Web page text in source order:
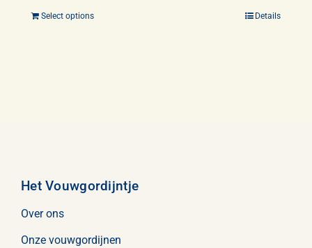
Select options Details
Het Vouwgordijntje
Over ons
Onze vouwgordijnen